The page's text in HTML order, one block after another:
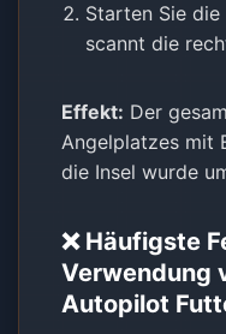
Starten Sie
scannt die
Effekt: Der
Angelplatzes mit
die Insel wurde
❌ Häufigste
Verwendung
Autopilot